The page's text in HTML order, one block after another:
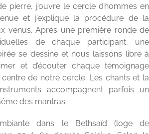
pierre, j’ouvre le cercle d’hommes en
et j’explique la procédure de la
venus. Après une première ronde de
de chaque participant, une
se dessine et nous laissons libre à
et d’écouter chaque témoignage
de notre cercle. Les chants et la
accompagnent parfois un
des mantras.
dans le Bethsaïd (loge de